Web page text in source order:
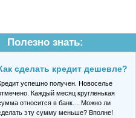
Полезно знать:
сделать кредит дешевле?
успешно получен. Новоселье
Каждый месяц кругленькая
относится в банк… Можно ли
эту сумму меньше? Вполне!